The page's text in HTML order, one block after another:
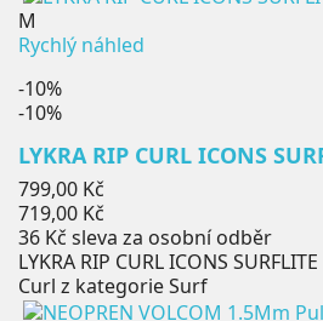
M
Rychlý náhled
-10%
-10%
LYKRA RIP CURL ICONS
Běžná
cena
799,00 Kč
Cena
719,00 Kč
36 Kč sleva za osobní odběr
LYKRA RIP CURL ICONS
Curl z kategorie Surf